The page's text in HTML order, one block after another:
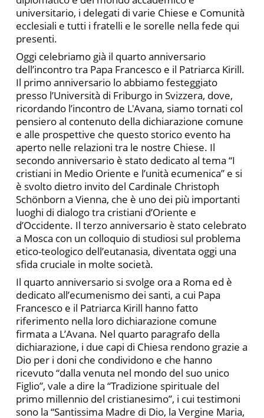
universitario, i delegati di varie Chiese e Comunità
ecclesiali e tutti i fratelli e le sorelle nella fede qui
presenti.
Oggi celebriamo già il quarto anniversario
dell’incontro tra Papa Francesco e il Patriarca Kirill.
Il primo anniversario lo abbiamo festeggiato
presso l’Università di Friburgo in Svizzera, dove,
ricordando l’incontro de L'Avana, siamo tornati col
pensiero al contenuto della dichiarazione comune
e alle prospettive che questo storico evento ha
aperto nelle relazioni tra le nostre Chiese. Il
secondo anniversario è stato dedicato al tema “I
cristiani in Medio Oriente e l’unità ecumenica” e si
è svolto dietro invito del Cardinale Christoph
Schönborn a Vienna, che è uno dei più importanti
luoghi di dialogo tra cristiani d’Oriente e
d’Occidente. Il terzo anniversario è stato celebrato
a Mosca con un colloquio di studiosi sul problema
etico-teologico dell’eutanasia, diventata oggi una
sfida cruciale in molte società.
Il quarto anniversario si svolge ora a Roma ed è
dedicato all’ecumenismo dei santi, a cui Papa
Francesco e il Patriarca Kirill hanno fatto
riferimento nella loro dichiarazione comune
firmata a L’Avana. Nel quarto paragrafo della
dichiarazione, i due capi di Chiesa rendono grazie a
Dio per i doni che condividono e che hanno
ricevuto “dalla venuta nel mondo del suo unico
Figlio”, vale a dire la “Tradizione spirituale del
primo millennio del cristianesimo”, i cui testimoni
sono la “Santissima Madre di Dio, la Vergine Maria,